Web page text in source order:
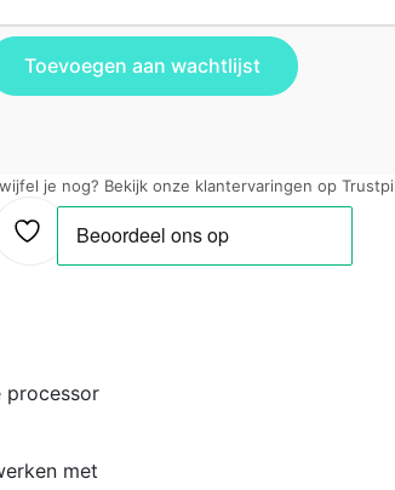
je nog? Bekijk onze klantervaringen op
processor
met